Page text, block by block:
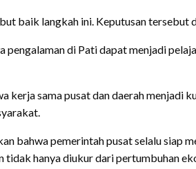
baik langkah ini. Keputusan
pengalaman di Pati dapat menjadi
kerja sama pusat dan daerah
bahwa pemerintah pusat selalu siap
tidak hanya diukur dari pertumbuhan